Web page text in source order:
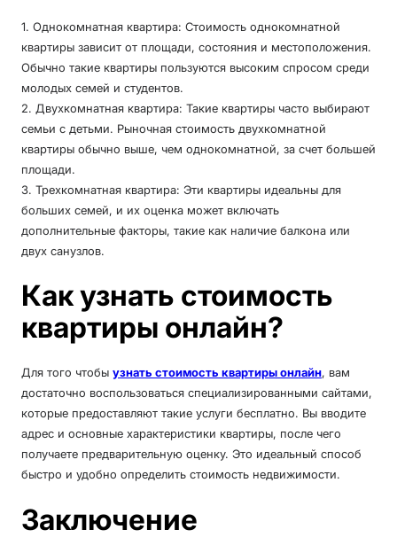
1. Однокомнатная квартира: Стоимость однокомнатной
квартиры зависит от площади, состояния и местоположения.
Обычно такие квартиры пользуются высоким спросом среди
молодых семей и студентов.
2. Двухкомнатная квартира: Такие квартиры часто выбирают
семьи с детьми. Рыночная стоимость двухкомнатной
квартиры обычно выше, чем однокомнатной, за счет большей
площади.
3. Трехкомнатная квартира: Эти квартиры идеальны для
больших семей, и их оценка может включать
дополнительные факторы, такие как наличие балкона или
двух санузлов.
Как узнать стоимость
квартиры онлайн?
Для того чтобы узнать стоимость квартиры онлайн, вам
достаточно воспользоваться специализированными сайтами,
которые предоставляют такие услуги бесплатно. Вы вводите
адрес и основные характеристики квартиры, после чего
получаете предварительную оценку. Это идеальный способ
быстро и удобно определить стоимость недвижимости.
Заключение